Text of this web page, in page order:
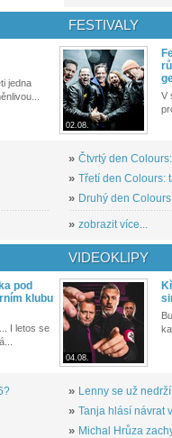
jedna
FESTIVALY
02.08.
V
» Čtvrtý den
» Třetí den Colours:
» Druhý den
» zobrazit více...
pod
klubu
I letos se
VIDEOKLIPY
04.08.
» Lenny se už
» Tanja hlásí návrat
» Michal Hrůza